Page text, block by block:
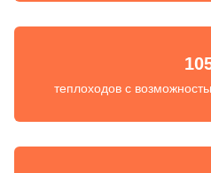
теплоходов с